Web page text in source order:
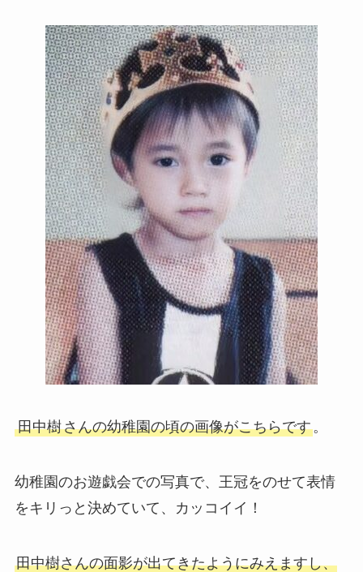
田中樹さんの幼稚園の頃の画像がこちらです。
幼稚園のお遊戯会での写真で、王冠をのせて表情
をキリっと決めていて、カッコイイ！
田中樹さんの面影が出てきたようにみえますし、